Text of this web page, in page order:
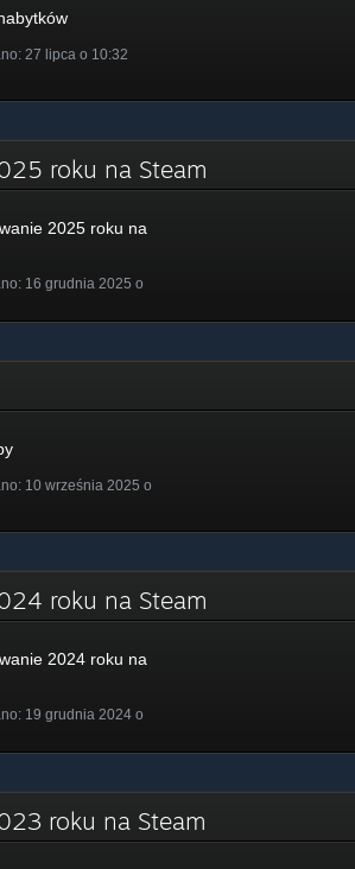
27 lipca o 10:32
roku na Steam
2025 roku na
16 grudnia 2025 o
10 września 2025 o
roku na Steam
2024 roku na
19 grudnia 2024 o
roku na Steam